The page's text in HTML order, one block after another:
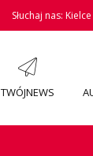
Słuchaj nas: Kielce
TWÓJNEWS